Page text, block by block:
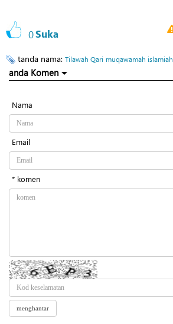
0Suka
tanda nama: Tilawah Qari muqawamah islamiah
anda Komen
Nama
Email
* komen